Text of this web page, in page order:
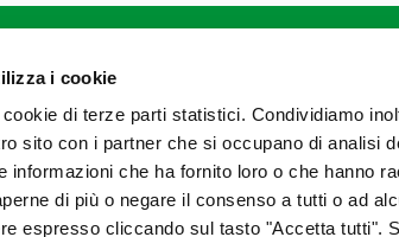
i cookie
di terze parti statistici. Condividiamo
sito con i partner che si occupano di analisi
informazioni che ha fornito loro o che hanno
di più o negare il consenso a tutti o ad
espresso cliccando sul tasto "Accetta tutti".
Stoccaggio e
prodotti agricoli
Prodotti
Prodotti
Magazzini di